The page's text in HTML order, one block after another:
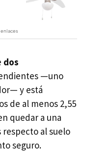
dos
—uno
y está
de al menos 2,55
quedar a una
al suelo
seguro.